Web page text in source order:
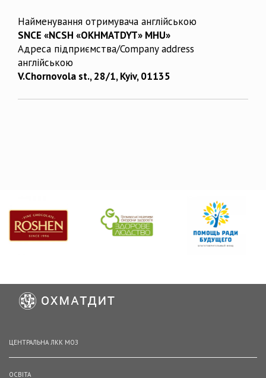
Найменування отримувача англійською
SNCE «NCSH «OKHMATDYT» MHU»
Адреса підприємства/Company address
англійською
V.Chornovola st., 28/1, Kyiv, 01135
ЦЕНТРАЛЬНА ЛКК МОЗ
ОСВІТА